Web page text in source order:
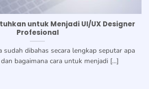
untuk Menjadi UI/UX Designer
Profesional
sudah dibahas secara lengkap seputar apa
bagaimana cara untuk menjadi [...]